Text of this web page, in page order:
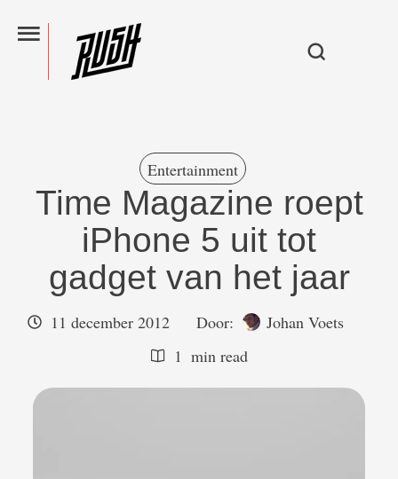
Entertainment
Time Magazine roept
iPhone 5 uit tot
gadget van het jaar
11 december 2012 Door:
Johan Voets
1 min read